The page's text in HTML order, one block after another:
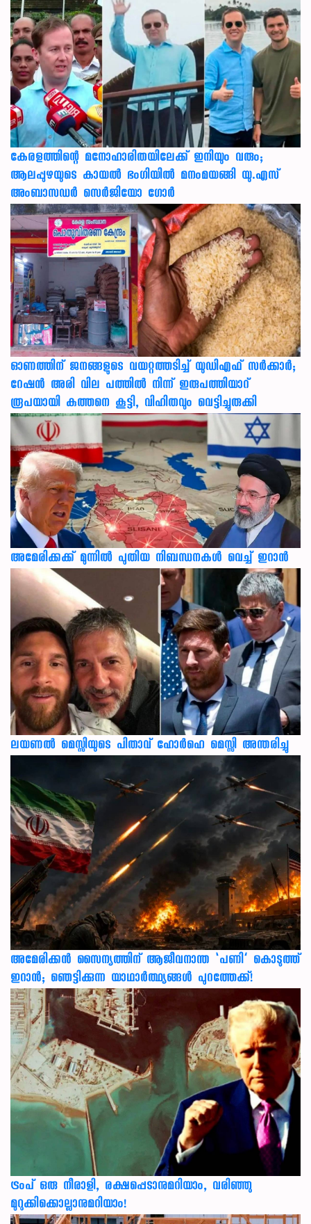
കേരളത്തിന്റെ മനോഹാരിതയിലേക്ക് ഇനിയും വരും;
ആലപ്പുഴയുടെ കായൽ ഭംഗിയിൽ മനംമയങ്ങി യു.എസ്
അംബാസഡർ സെർജിയോ ഗോർ
ഓണത്തിന് ജനങ്ങളുടെ വയറ്റത്തടിച്ച് യുഡിഎഫ് സർക്കാർ;
റേഷൻ അരി വില പത്തിൽ നിന്ന് ഇരുപത്തിയാറ്
രൂപയായി കുത്തനെ കൂട്ടി, വിഹിതവും വെട്ടിച്ചുരുക്കി
അമേരിക്കക്ക് മുന്നിൽ പുതിയ നിബന്ധനകൾ വെച്ച് ഇറാൻ
ലയണൽ മെസ്സിയുടെ പിതാവ് ഹോർഹെ മെസ്സി അന്തരിച്ചു
അമേരിക്കൻ സൈന്യത്തിന് ആജീവനാന്ത ‘പണി’ കൊടുത്ത്
ഇറാൻ; ഞെട്ടിക്കുന്ന യാഥാർത്ഥ്യങ്ങൾ പുറത്തേക്ക്!
ട്രംപ് ഒരു നീരാളി, രക്ഷപ്പെടാനുമറിയാം, വരിഞ്ഞു
മുറുക്കിക്കൊല്ലാനുമറിയാം!